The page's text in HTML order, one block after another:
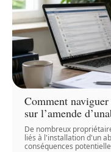
Comment
sur l’amende
De nombreux
liés à l'installation d'un
conséquences